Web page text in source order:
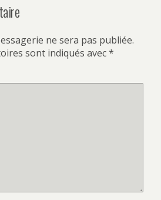
ne sera pas publiée.
sont indiqués avec*